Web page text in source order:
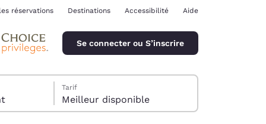
réservations Destinations Accessibilité Aide
Se connecter ou S’inscrire
Tarif
Meilleur disponible